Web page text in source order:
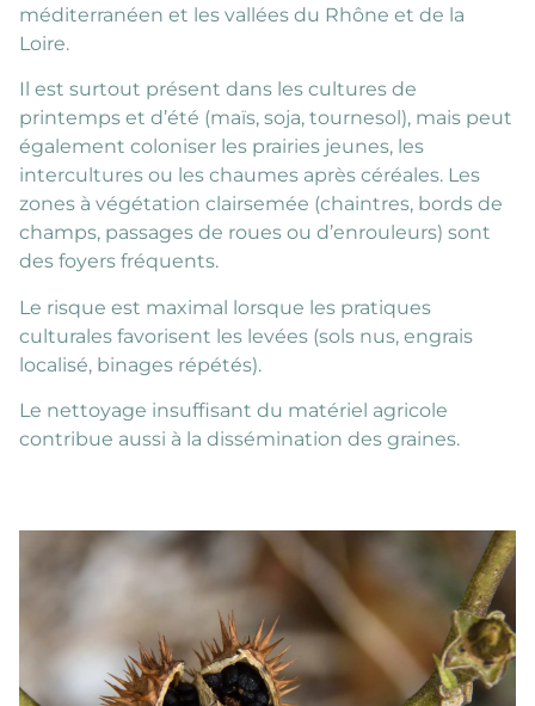
méditerranéen et les vallées du Rhône et de la
Loire.
Il est surtout présent dans les cultures de
printemps et d’été (maïs, soja, tournesol), mais peut
également coloniser les prairies jeunes, les
intercultures ou les chaumes après céréales. Les
zones à végétation clairsemée (chaintres, bords de
champs, passages de roues ou d’enrouleurs) sont
des foyers fréquents.
Le risque est maximal lorsque les pratiques
culturales favorisent les levées (sols nus, engrais
localisé, binages répétés).
Le nettoyage insuffisant du matériel agricole
contribue aussi à la dissémination des graines.